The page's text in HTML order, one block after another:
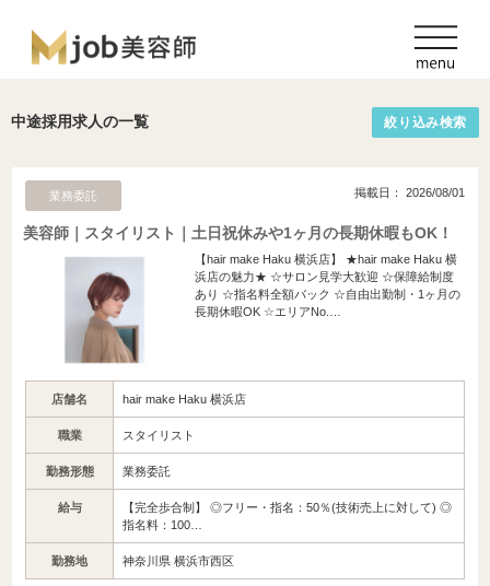
中途採用求人の一覧 絞り込み検索
業務委託 掲載日： 2026/08/01
美容師｜スタイリスト｜土日祝休みや1ヶ月の長期休暇もOK！
【hair make Haku 横浜店】 ★hair make Haku 横
浜店の魅力★ ☆サロン見学大歓迎 ☆保障給制度
あり ☆指名料全額バック ☆自由出勤制・1ヶ月の
長期休暇OK ☆エリアNo.…
店舗名 hair make Haku 横浜店
職業 スタイリスト
勤務形態 業務委託
給与
【完全歩合制】 ◎フリー・指名：50％(技術売上に対して) ◎
指名料：100…
勤務地 神奈川県 横浜市西区